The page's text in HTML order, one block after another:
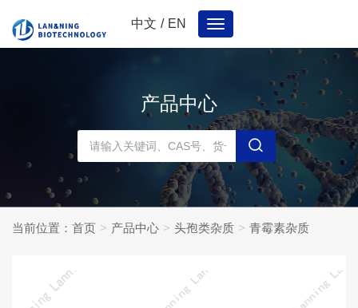
中文 / EN
Toggle
navigation
产品中心
当前位置： 首页 产品中心 头孢类杂质 青霉素杂质